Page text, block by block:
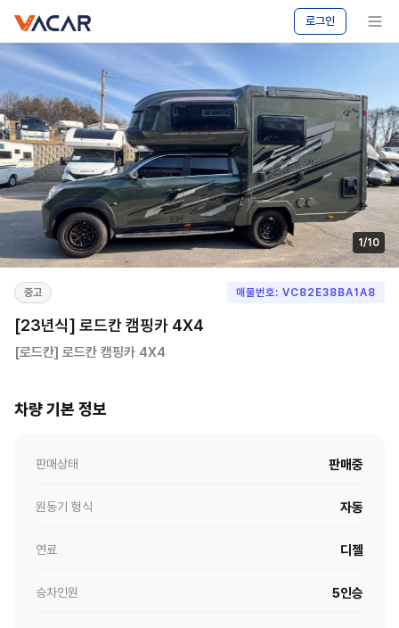
로그인
메뉴 보기
1 /10
중고 매물번호: VC82E38BA1A8
[23년식] 로드칸 캠핑카 4X4
[로드칸] 로드칸 캠핑카 4X4
차량 기본 정보
판매상태 판매중
원동기 형식 자동
연료 디젤
승차인원 5인승